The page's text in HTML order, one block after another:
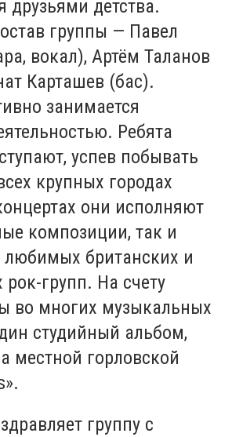
друзьями детства.
группы — Павел
вокал), Артём Таланов
Карташев (бас).
занимается
Ребята
успев побывать
крупных городах
они исполняют
композиции, так и
любимых британских и
групп. На счету
во многих музыкальных
студийный альбом,
местной горловской
группу с